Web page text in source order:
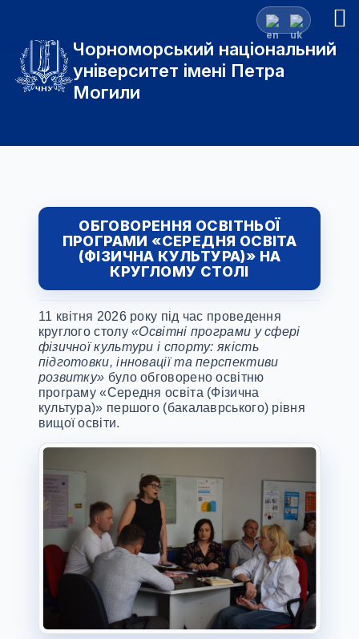
Чорноморський національний
університет імені Петра
Могили
ОБГОВОРЕННЯ ОСВІТНЬОЇ
ПРОГРАМИ «СЕРЕДНЯ ОСВІТА
(ФІЗИЧНА КУЛЬТУРА)» НА
КРУГЛОМУ СТОЛІ
11 квітня 2026 року під час проведення
круглого столу«Освітні програми у сфері
фізичної культури і спорту: якість
підготовки, інновації та перспективи
розвитку» було обговорено освітню
програму «Середня освіта (Фізична
культура)» першого (бакалаврського) рівня
вищої освіти.